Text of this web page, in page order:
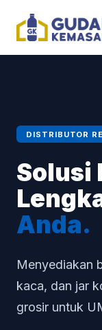
DISTRIBUTOR
Solusi
Anda.
Menyediakan
kaca, dan jar
grosir untuk